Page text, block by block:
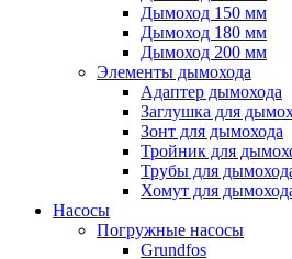
Дымоход 150 мм
Дымоход 180 мм
Дымоход 200 мм
Элементы дымохода
Адаптер дымохода
Заглушка для
Зонт для дымохода
Тройник для
Трубы для
Хомут для
Насосы
Погружные насосы
Grundfos